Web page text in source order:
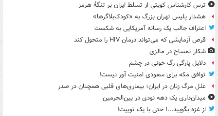
ترس کارشناس کویتی از تسلط ایران بر تنگۀ هرمز
هشدار پلیس تهران بزرگ به «کودک‌بلاگرها»
اعتراف جالب یک رسانه آمریکایی به شکست
قرص آزمایشی که می‌تواند درمان HIV را متحول کند
شکار تمساح در مالزی
دلایل پارگی رگ خونی در چشم
توافق مکه برای سعودی امنیت آور نیست!
علل مرگ زنان در ایران؛ بیماری‌های قلبی همچنان در صدر
میدان‌داری یک دهه نودی در بین‌الحرمین
از غزه بگویید...! حتی با یک توییت!